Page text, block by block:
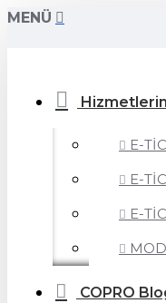
MENÜ
E-
E-
E-
COPRO